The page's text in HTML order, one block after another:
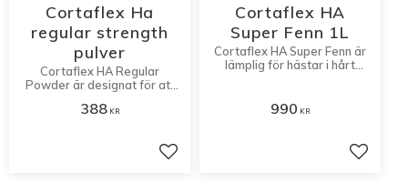
Cortaflex Ha
regular strength
pulver
Cortaflex HA Regular
Powder är designat för att
leder och vill skapa optimal
388KR
Lägg till i favoriter
Cortaflex HA
Super Fenn 1L
Cortaflex HA Super Fenn är
lämplig för hästar i hårt
990 KR
Lägg